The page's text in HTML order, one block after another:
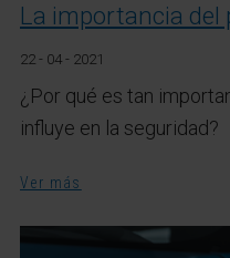
La importancia del
22 - 04 - 2021
¿Por qué es tan
influye en la seguridad?
Ver más